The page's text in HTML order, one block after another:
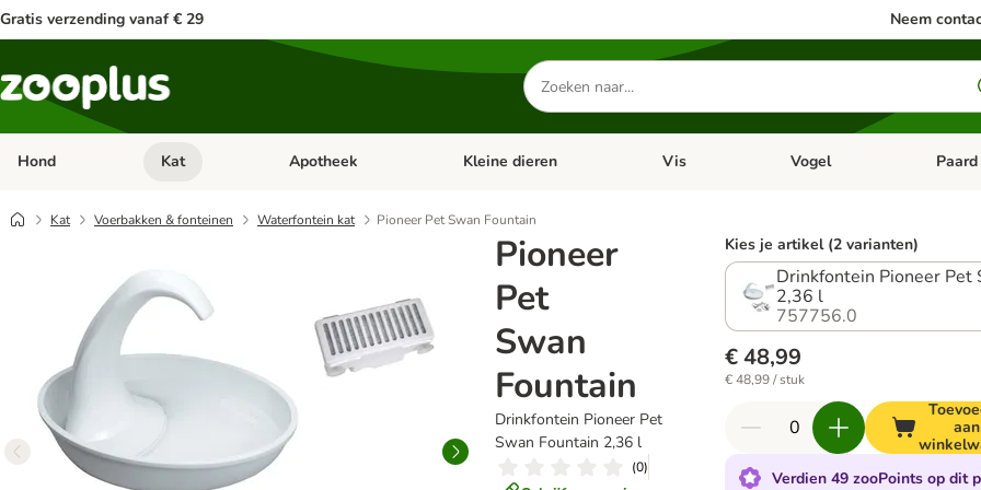
Gratis verzending vanaf € 29 Neem
Zoeken
naar
producten
Hond Open categorie menu: Hond
Kat Open categorie menu: Kat
Apotheek Open categorie menu: Apotheek
Kleine dieren Open categorie menu: Kleine dieren
Vis Open categorie menu: Vis
Vogel Open
Paard
Kat Voerbakken & fonteinen Waterfontein kat Pioneer Pet Swan Fountain
Pioneer
Pet
Swan
Fountain
Drinkfontein Pioneer Pet
Swan Fountain 2,36 l
(0)
Kies je artikel (2 varianten)
Drinkfontein Pioneer Pet
2,36 l
757756.0
€ 48,99
€ 48,99 / stuk
aan
Verdien 49 zooPoints op dit